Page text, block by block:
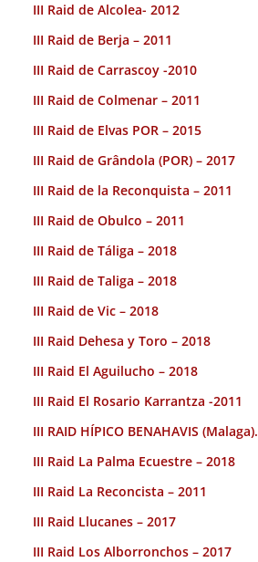
III Raid de Alcolea- 2012
III Raid de Berja – 2011
III Raid de Carrascoy -2010
III Raid de Colmenar – 2011
III Raid de Elvas POR – 2015
III Raid de Grândola (POR) – 2017
III Raid de la Reconquista – 2011
III Raid de Obulco – 2011
III Raid de Táliga – 2018
III Raid de Taliga – 2018
III Raid de Vic – 2018
III Raid Dehesa y Toro – 2018
III Raid El Aguilucho – 2018
III Raid El Rosario Karrantza -2011
III RAID HÍPICO BENAHAVIS (Malaga).
III Raid La Palma Ecuestre – 2018
III Raid La Reconcista – 2011
III Raid Llucanes – 2017
III Raid Los Alborronchos – 2017